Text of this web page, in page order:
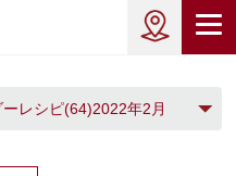
レシピ(64)2022年2月